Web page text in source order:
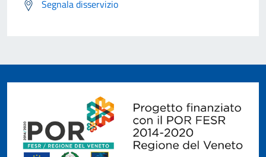
Segnala disservizio